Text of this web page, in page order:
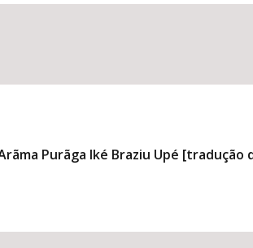
Purãga Iké Braziu Upé